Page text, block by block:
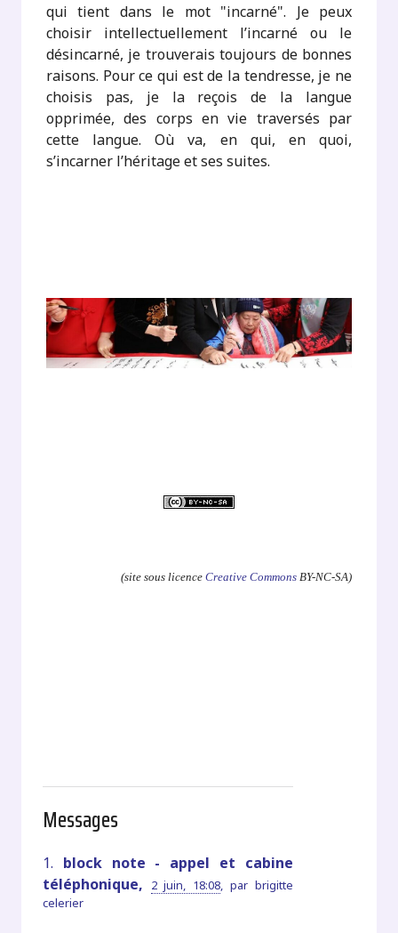
qui tient dans le mot "incarné". Je peux
choisir intellectuellement l’incarné ou le
désincarné, je trouverais toujours de bonnes
raisons. Pour ce qui est de la tendresse, je ne
choisis pas, je la reçois de la langue
opprimée, des corps en vie traversés par
cette langue. Où va, en qui, en quoi,
s’incarner l’héritage et ses suites.
(site sous licence Creative CommonsBY-NC-SA)
Messages
1. block note - appel et cabine
téléphonique,
2 juin, 18:08, par brigitte
celerier